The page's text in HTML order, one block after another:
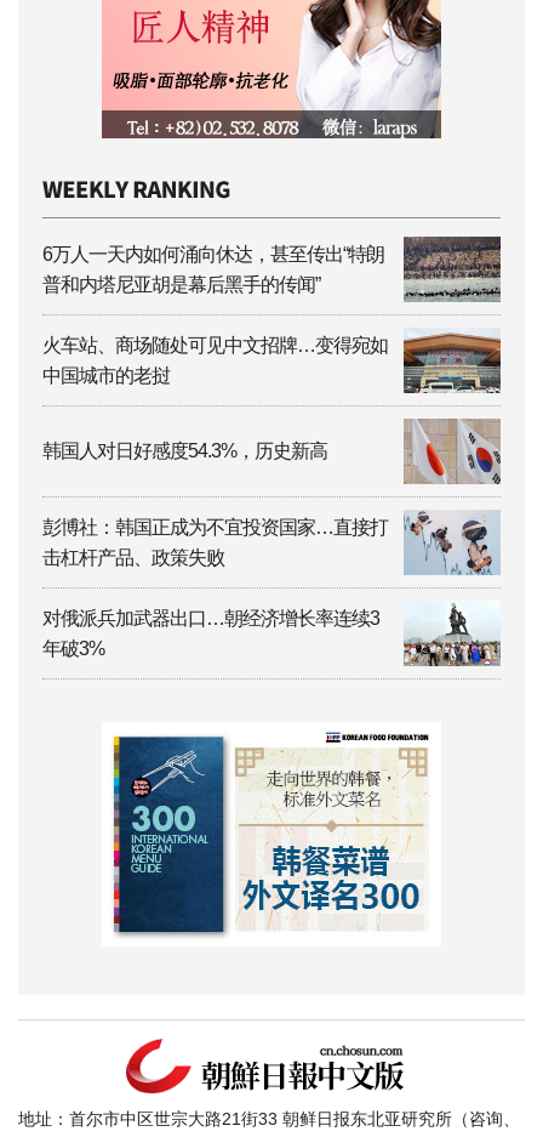
6万人一天内如何涌向休达，甚至传出“特朗
普和内塔尼亚胡是幕后黑手的传闻”
火车站、商场随处可见中文招牌…变得宛如
中国城市的老挝
韩国人对日好感度54.3%，历史新高
彭博社：韩国正成为不宜投资国家…直接打
击杠杆产品、政策失败
对俄派兵加武器出口…朝经济增长率连续3
年破3%
地址：首尔市中区世宗大路21街33 朝鲜日报东北亚研究所（咨询、